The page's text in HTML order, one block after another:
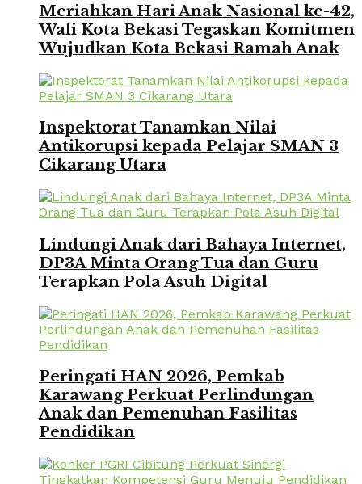
Meriahkan Hari Anak Nasional ke-42,
Wali Kota Bekasi Tegaskan Komitmen
Wujudkan Kota Bekasi Ramah Anak
Inspektorat Tanamkan Nilai
Antikorupsi kepada Pelajar SMAN 3
Cikarang Utara
Lindungi Anak dari Bahaya Internet,
DP3A Minta Orang Tua dan Guru
Terapkan Pola Asuh Digital
Peringati HAN 2026, Pemkab
Karawang Perkuat Perlindungan
Anak dan Pemenuhan Fasilitas
Pendidikan